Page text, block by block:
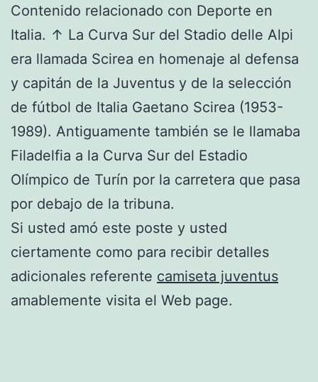
Contenido relacionado con Deporte en
Italia. ↑ La Curva Sur del Stadio delle Alpi
era llamada Scirea en homenaje al defensa
y capitán de la Juventus y de la selección
de fútbol de Italia Gaetano Scirea (1953-
1989). Antiguamente también se le llamaba
Filadelfia a la Curva Sur del Estadio
Olímpico de Turín por la carretera que pasa
por debajo de la tribuna.
Si usted amó este poste y usted
ciertamente como para recibir detalles
adicionales referente camiseta juventus
amablemente visita el Web page.